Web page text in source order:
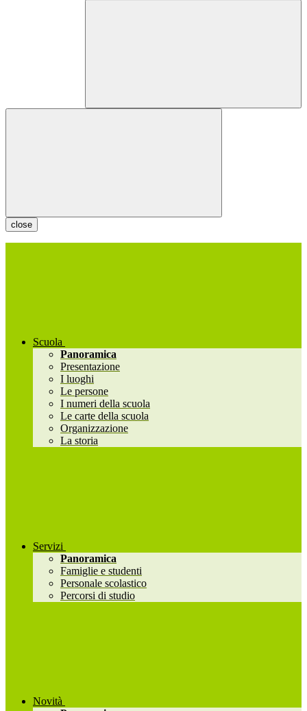
close
Scuola
Panoramica
Presentazione
I luoghi
Le persone
I numeri della scuola
Le carte della scuola
Organizzazione
La storia
Servizi
Panoramica
Famiglie e studenti
Personale scolastico
Percorsi di studio
Novità